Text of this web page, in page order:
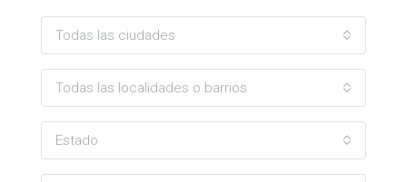
Todas las ciudades
Todas las localidades o barrios
Estado